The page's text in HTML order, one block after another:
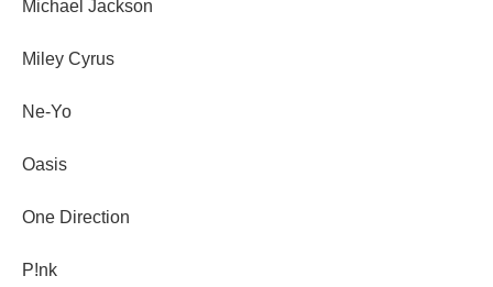
Michael Jackson
Miley Cyrus
Ne-Yo
Oasis
One Direction
P!nk